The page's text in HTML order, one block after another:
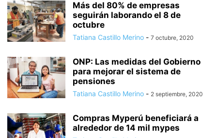
Más del 80% de empresas
seguirán laborando el 8 de
octubre
Tatiana Castillo Merino - 7 octubre, 2020
ONP: Las medidas del Gobierno
para mejorar el sistema de
pensiones
Tatiana Castillo Merino - 2 septiembre, 2020
Compras Myperú beneficiará a
alrededor de 14 mil mypes